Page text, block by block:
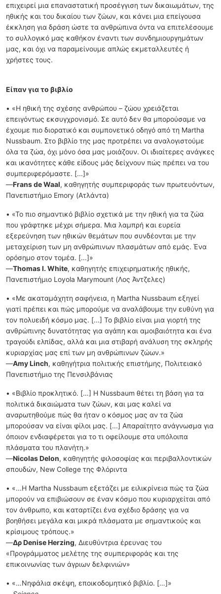
επιχειρεί μια επαναστατική προσέγγιση των δικαιωμάτων, της
ηθικής και του δικαίου των ζώων, και κάνει μια επείγουσα
έκκληση για δράση ώστε τα ανθρώπινα όντα να επιτελέσουμε
το συλλογικό μας καθήκον έναντι των συνδημιουργημάτων
μας, και όχι να παραμείνουμε απλώς εκμεταλλευτές ή
χρήστες τους.
Είπαν για το βιβλίο
• «Η ηθική της σχέσης ανθρώπου – ζώου χρειάζεται
επειγόντως εκσυγχρονισμό. Σε αυτό δεν θα μπορούσαμε να
έχουμε πιο διορατικό και συμπονετικό οδηγό από τη Martha
Nussbaum. Στο βιβλίο της μας προτρέπει να αναλογιστούμε
όλα τα ζώα, όχι μόνο όσα μας μοιάζουν. Οι ιδιαίτερες ανάγκες
και ικανότητες κάθε είδους μάς δείχνουν πώς πρέπει να του
συμπεριφερόμαστε. [...]»
—Frans de Waal, καθηγητής συμπεριφοράς των πρωτευόντων,
Πανεπιστήμιο Emory (Ατλάντα)
• «Το πιο σημαντικό βιβλίο σχετικά με την ηθική για τα ζώα
που γράφτηκε μέχρι σήμερα. Μια λαμπρή και ευρεία
εξερεύνηση των ηθικών θεμάτων που συνδέονται με την
μεταχείριση των μη ανθρώπινων πλασμάτων από εμάς. Ένα
ορόσημο στον τομέα. [...]»
—Thomas I. White, καθηγητής επιχειρηματικής ηθικής,
Πανεπιστήμιο Loyola Marymount (Λος Άντζελες)
• «Με ακαταμάχητη σαφήνεια, η Martha Nussbaum εξηγεί
γιατί πρέπει και πώς μπορούμε να αναλάβουμε την ευθύνη για
τον πολυειδή κόσμο μας. [...] Το βιβλίο είναι μια γιορτή της
ανθρώπινης δυνατότητας για αγάπη και αμοιβαιότητα και ένα
τραγούδι ελπίδας, αλλά και μια στιβαρή ανάλυση της σκληρής
κυριαρχίας μας επί των μη ανθρώπινων ζώων.»
—Amy Linch, καθηγήτρια πολιτικής επιστήμης, Πολιτειακό
Πανεπιστήμιο της Πενσιλβάνιας
• «Βιβλίο προκλητικό. […] Η Nussbaum θέτει τη βάση για τα
πολιτικά δικαιώματα των ζώων, και μας καλεί να
αναρωτηθούμε πώς θα ήταν ο κόσμος μας αν τα ζώα
μπορούσαν να είναι φίλοι μας. [...] Aπαραίτητο ανάγνωσμα για
όποιον ενδιαφέρεται για το τι οφείλουμε στα υπόλοιπα
πλάσματα του πλανήτη.»
—Nicolas Delon, καθηγητής φιλοσοφίας και περιβαλλοντικών
σπουδών, New College της Φλόριντα
• «...Η Martha Nussbaum εξετάζει με ειλικρίνεια πώς τα ζώα
μπορούν να επιβιώσουν σε έναν κόσμο που κυριαρχείται από
τον άνθρωπο, και καταρτίζει ένα σχέδιο δράσης για να
βοηθήσει μεγάλα και μικρά πλάσματα με σημαντικούς και
κρίσιμους τρόπους.»
—Δρ Denise Herzing, Διευθύντρια έρευνας του
«Προγράμματος μελέτης της συμπεριφοράς και της
επικοινωνίας των άγριων δελφινιών»
• «…Νηφάλια σκέψη, εποικοδομητικό βιβλίο. […]»